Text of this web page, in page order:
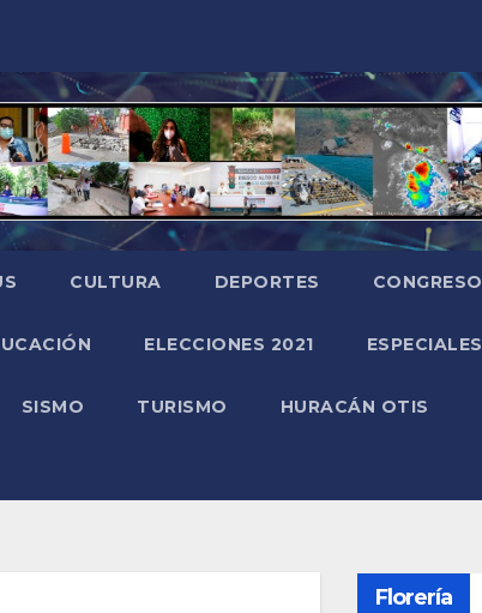
CULTURA DEPORTES CONGRESO
ELECCIONES 2021 ESPECIALES
SISMO TURISMO HURACÁN OTIS
Florería